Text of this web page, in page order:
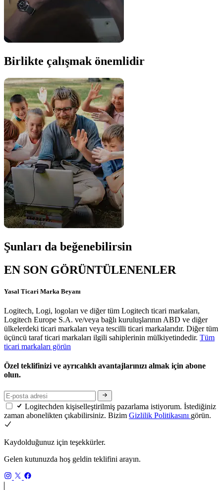
Birlikte çalışmak önemlidir
Şunları da beğenebilirsin
EN SON GÖRÜNTÜLENENLER
Yasal Ticari Marka Beyanı
Logitech, Logi, logoları ve diğer tüm Logitech ticari markaları,
Logitech Europe S.A. ve/veya bağlı kuruluşlarının ABD ve diğer
ülkelerdeki ticari markaları veya tescilli ticari markalarıdır. Diğer tüm
üçüncü taraf ticari markaları ilgili sahiplerinin mülkiyetindedir. Tüm
ticari markaları görün
Özel teklifinizi ve ayrıcalıklı avantajlarınızı almak için abone
olun.
Logitechden kişiselleştirilmiş pazarlama istiyorum. İstediğiniz
zaman abonelikten çıkabilirsiniz. Bizim Gizlilik Politikasını görün.
Kaydolduğunuz için teşekkürler.
Gelen kutunuzda hoş geldin teklifini arayın.